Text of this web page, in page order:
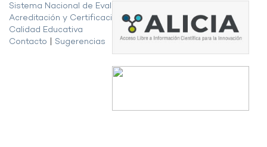
Sistema Nacional de Evaluación,
Acreditación y Certificación de la
Calidad Educativa
Contacto
Sugerencias